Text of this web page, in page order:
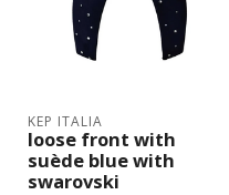
KEP ITALIA
loose front with
suède blue with
swarovski